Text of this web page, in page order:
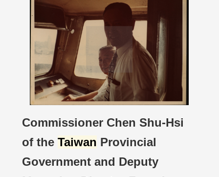
Commissioner Chen Shu-Hsi
of the Taiwan Provincial
Government and Deputy